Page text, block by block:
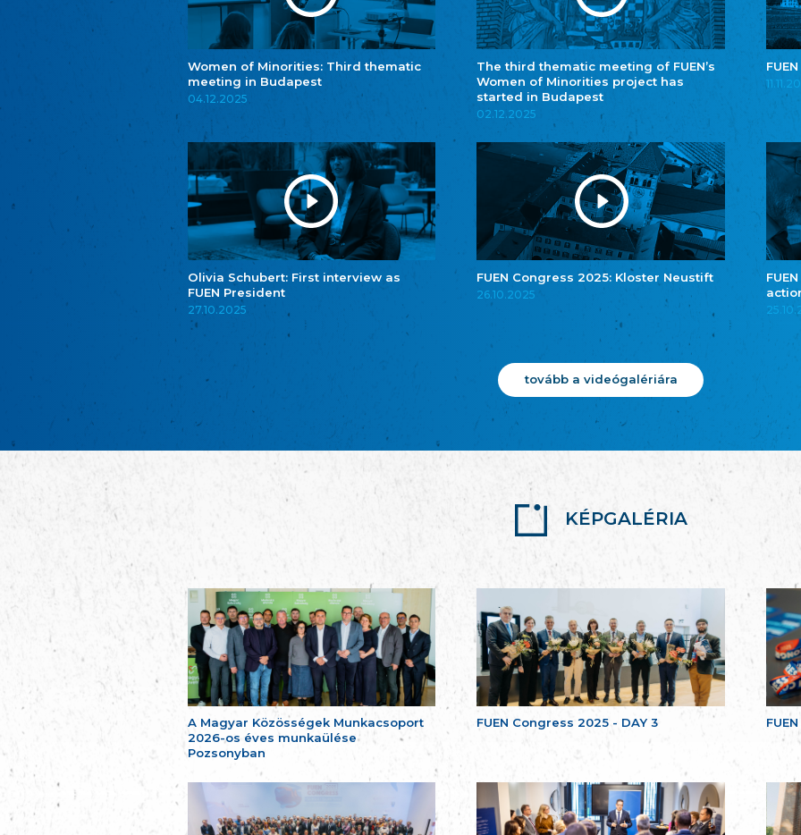
Women of Minorities: Third thematic
meeting in Budapest
04.12.2025
The third thematic meeting of FUEN’s
Women of Minorities project has
started in Budapest
02.12.2025
Olivia Schubert: First interview as
FUEN President
27.10.2025
FUEN Congress 2025: Kloster Neustift
26.10.2025
tovább a videógalériára
KÉPGALÉRIA
A Magyar Közösségek Munkacsoport
2026-os éves munkaülése
Pozsonyban
FUEN Congress 2025 - DAY 3